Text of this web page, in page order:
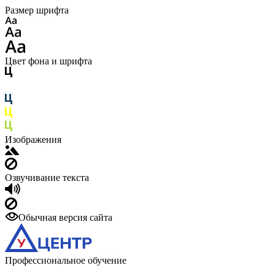
Размер шрифта
Цвет фона и шрифта
Изображения
Озвучивание текста
Обычная версия сайта
Профессиональное обучение